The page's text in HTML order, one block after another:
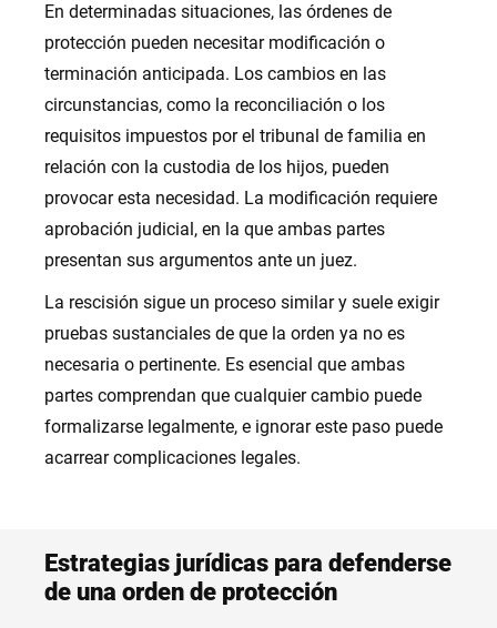
En determinadas situaciones, las órdenes de
protección pueden necesitar modificación o
terminación anticipada. Los cambios en las
circunstancias, como la reconciliación o los
requisitos impuestos por el tribunal de familia en
relación con la custodia de los hijos, pueden
provocar esta necesidad. La modificación requiere
aprobación judicial, en la que ambas partes
presentan sus argumentos ante un juez.
La rescisión sigue un proceso similar y suele exigir
pruebas sustanciales de que la orden ya no es
necesaria o pertinente. Es esencial que ambas
partes comprendan que cualquier cambio puede
formalizarse legalmente, e ignorar este paso puede
acarrear complicaciones legales.
Estrategias jurídicas para defenderse
de una orden de protección